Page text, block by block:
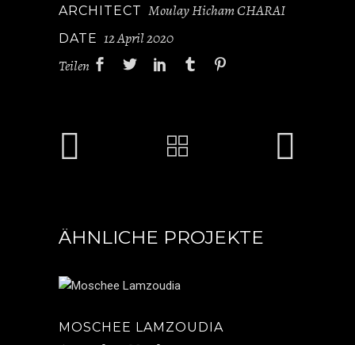
ARCHITECT Moulay Hicham CHARAI
DATE 12 April 2020
Teilen
ÄHNLICHE PROJEKTE
MOSCHEE LAMZOUDIA